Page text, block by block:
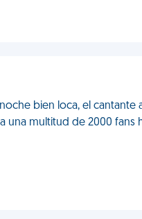
bien loca, el cantante
una multitud de 2000 fans